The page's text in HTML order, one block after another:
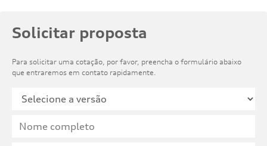
Solicitar proposta
Para solicitar uma cotação, por favor, preencha o formulário abaixo
que entraremos em contato rapidamente.